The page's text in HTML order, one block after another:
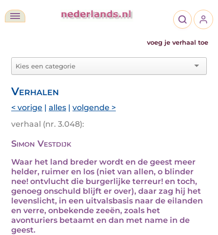
voeg je verhaal toe
Verhalen
< vorige | alles | volgende >
verhaal (nr. 3.048):
Simon Vestdijk
Waar het land breder wordt en de geest meer
helder, ruimer en los (niet van allen, o blinder
nee! ontvlucht die burgerlijke terreur! en toch,
genoeg onschuld blijft er over), daar zag hij het
levenslicht, in een uitvalsbasis naar de eilanden
en verre, onbekende zeeën, zoals het
avonturiers betaamt en dan met name in de
geest.